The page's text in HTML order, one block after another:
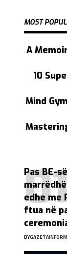
MOST
A
10
Mind
Pas BE-
edhe me
ftua në
BY